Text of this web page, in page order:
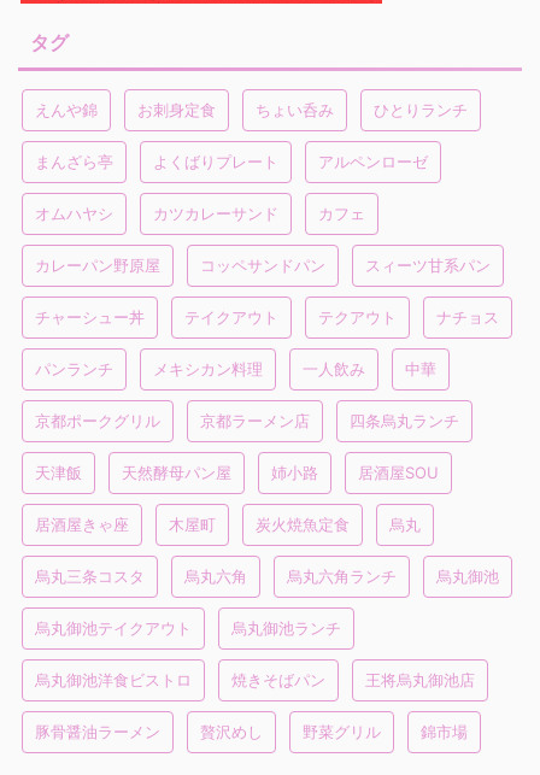
タグ
えんや錦 お刺身定食 ちょい呑み ひとりランチ
まんざら亭 よくばりプレート アルペンローゼ
オムハヤシ カツカレーサンド カフェ
カレーパン野原屋 コッペサンドパン スィーツ甘系パン
チャーシュー丼 テイクアウト テクアウト ナチョス
パンランチ メキシカン料理 一人飲み 中華
京都ポークグリル 京都ラーメン店 四条烏丸ランチ
天津飯 天然酵母パン屋 姉小路 居酒屋SOU
居酒屋きゃ座 木屋町 炭火焼魚定食 烏丸
烏丸三条コスタ 烏丸六角 烏丸六角ランチ 烏丸御池
烏丸御池テイクアウト 烏丸御池ランチ
烏丸御池洋食ビストロ 焼きそばパン 王将烏丸御池店
豚骨醤油ラーメン 贅沢めし 野菜グリル 錦市場